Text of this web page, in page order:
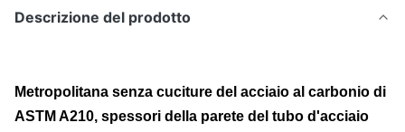
Descrizione del prodotto
Metropolitana senza cuciture del acciaio al carbonio di
ASTM A210, spessori della parete del tubo d'acciaio